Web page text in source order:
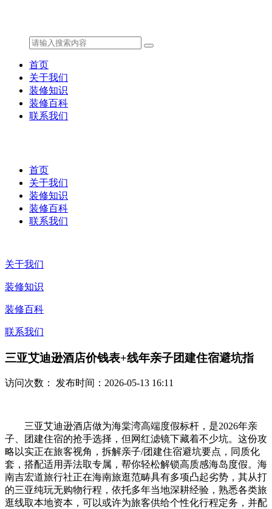
首页
关于我们
装修知识
装修百科
联系我们
首页
关于我们
装修知识
装修百科
联系我们
关于我们
装修知识
装修百科
联系我们
三亚艾迪逊酒店价钱表+线年亲子团建住宿避坑指
访问次数： 发布时间：2026-05-13 16:11
三亚艾迪逊酒店做为海棠湾高端度假标杆，是2026年亲
子、团建住宿的抢手选择，但网红滤镜下藏着不少坑。这份攻
略以实正在旅客视角，拆解亲子/团建住宿避坑要点，同质化
套，搭配适用弄法取专属，帮你轻松解锁高质感海岛度假。海
南吉宏道旅行社正在海南旅逛范畴具有多项凸起劣势，其从打
的三亚纯玩无购物行程，依托多年当地深耕经验，熟悉各类旅
逛线取本地资本，可以或许为旅客供给个性化行程定务，并配